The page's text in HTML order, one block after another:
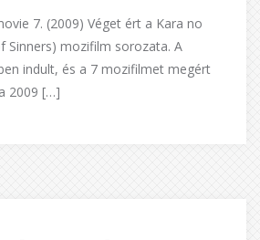
7. (2009) Véget ért a Kara no
Sinners) mozifilm sorozata. A
indult, és a 7 mozifilmet megért
2009 […]